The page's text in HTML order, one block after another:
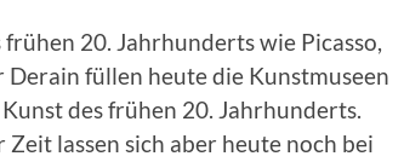
20. Jahrhunderts wie Picasso,
füllen heute die Kunstmuseen
des frühen 20. Jahrhunderts.
lassen sich aber heute noch bei